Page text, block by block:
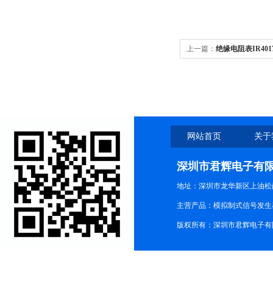
上一篇： 绝缘电阻表
网站首页 关
深圳市君辉电子有
地址：深圳市龙华新区上油松
主营产品：模拟制式信号发
版权所有：深圳市君辉电子